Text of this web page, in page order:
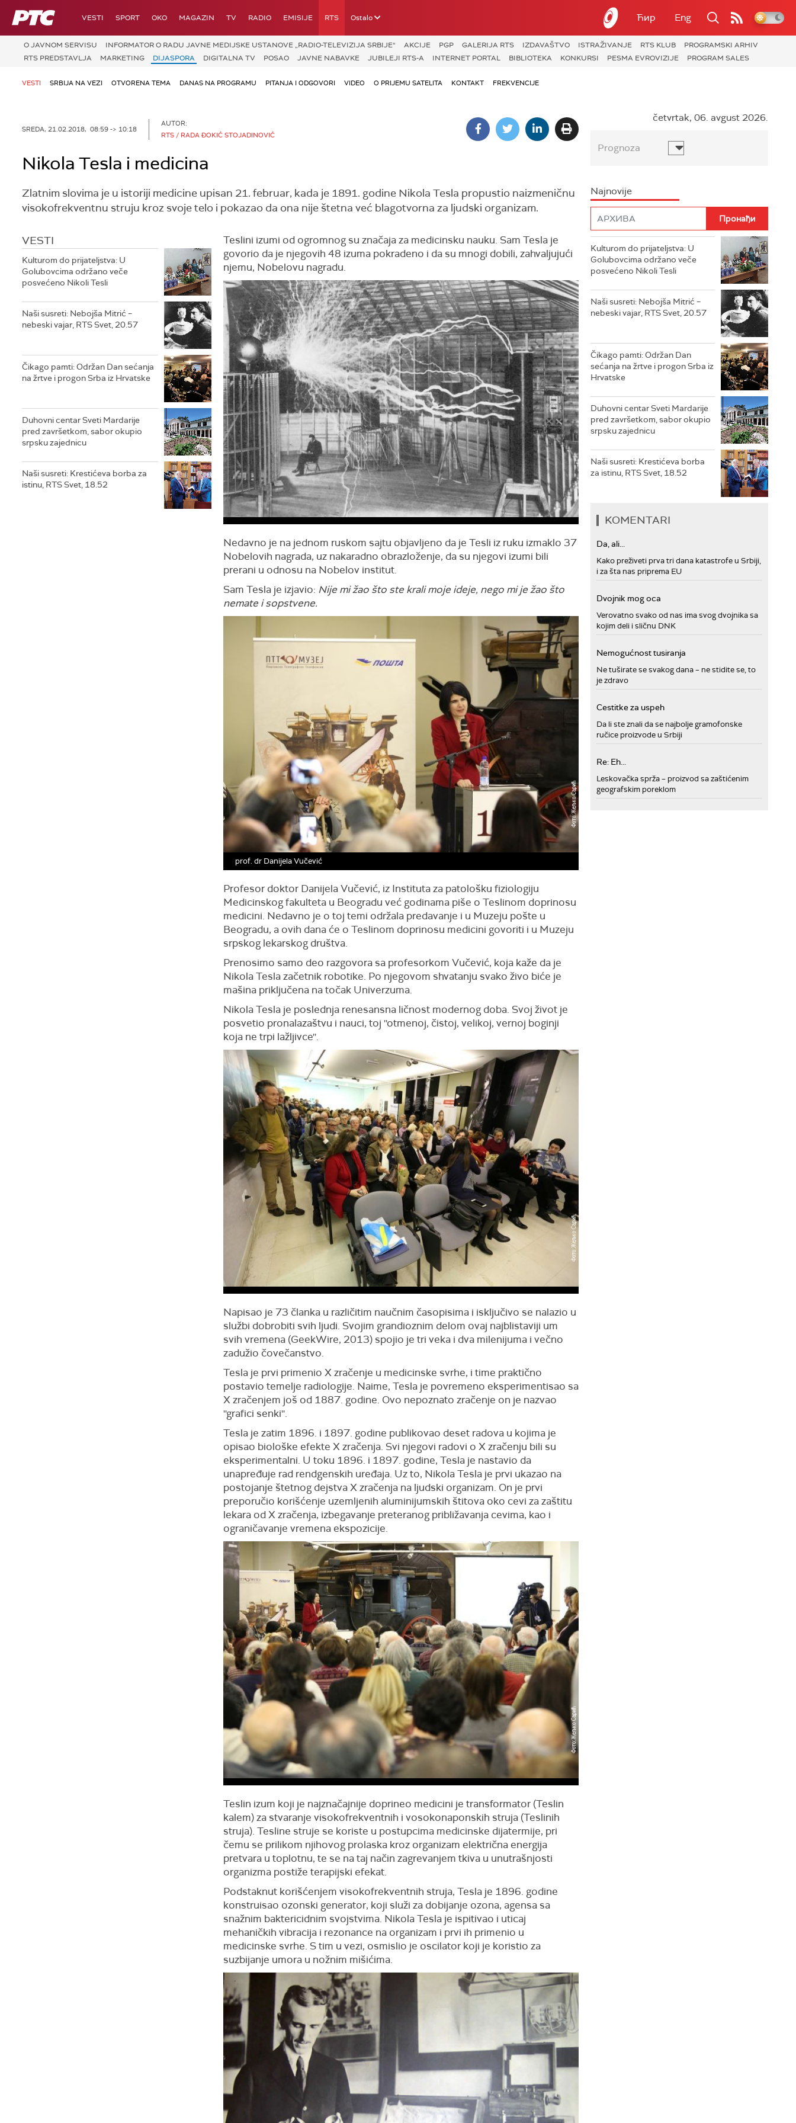
RTS VESTI SPORT OKO MAGAZIN TV RADIO EMISIJE RTS Ostalo Ћир Eng
O JAVNOM SERVISU INFORMATOR O RADU JAVNE MEDIJSKE USTANOVE „RADIO-TELEVIZIJA SRBIJE“ AKCIJE PGP GALERIJA RTS IZDAVAŠTVO ISTRAŽIVANJE RTS KLUB
PROGRAMSKI ARHIV
RTS PREDSTAVLJA
MARKETING DIJASPORA DIGITALNA TV POSAO JAVNE NABAVKE JUBILEJI RTS-A INTERNET PORTAL BIBLIOTEKA KONKURSI PESMA EVROVIZIJE PROGRAM SALES
VESTI SRBIJA NA VEZI OTVORENA TEMA DANAS NA PROGRAMU PITANJA I ODGOVORI VIDEO O PRIJEMU SATELITA KONTAKT FREKVENCIJE
SREDA, 21.02.2018, 08:59 -> 10:18
AUTOR:
RTS / RADA ĐOKIĆ STOJADINOVIĆ
Nikola Tesla i medicina
Zlatnim slovima je u istoriji medicine upisan 21. februar, kada je 1891. godine Nikola Tesla propustio naizmeničnu
visokofrekventnu struju kroz svoje telo i pokazao da ona nije štetna već blagotvorna za ljudski organizam.
VESTI
Kulturom do prijateljstva: U
Golubovcima održano veče
posvećeno Nikoli Tesli
Naši susreti: Nebojša Mitrić –
nebeski vajar, RTS Svet, 20.57
Čikago pamti: Održan Dan sećanja
na žrtve i progon Srba iz Hrvatske
Duhovni centar Sveti Mardarije
pred završetkom, sabor okupio
srpsku zajednicu
Naši susreti: Krestićeva borba za
istinu, RTS Svet, 18.52
Teslini izumi od ogromnog su značaja za medicinsku nauku. Sam Tesla je
govorio da je njegovih 48 izuma pokradeno i da su mnogi dobili, zahvaljujući
njemu, Nobelovu nagradu.
Nedavno je na jednom ruskom sajtu objavljeno da je Tesli iz ruku izmaklo 37
Nobelovih nagrada, uz nakaradno obrazloženje, da su njegovi izumi bili
prerani u odnosu na Nobelov institut.
Sam Tesla je izjavio: Nije mi žao što ste krali moje ideje, nego mi je žao što
nemate i sopstvene.
prof. dr Danijela Vučević
Profesor doktor Danijela Vučević, iz Instituta za patološku fiziologiju
Medicinskog fakulteta u Beogradu već godinama piše o Teslinom doprinosu
medicini. Nedavno je o toj temi održala predavanje i u Muzeju pošte u
Beogradu, a ovih dana će o Teslinom doprinosu medicini govoriti i u Muzeju
srpskog lekarskog društva.
Prenosimo samo deo razgovora sa profesorkom Vučević, koja kaže da je
Nikola Tesla začetnik robotike. Po njegovom shvatanju svako živo biće je
mašina priključena na točak Univerzuma.
Nikola Tesla je poslednja renesansna ličnost modernog doba. Svoj život je
posvetio pronalazaštvu i nauci, toj ''otmenoj, čistoj, velikoj, vernoj boginji
koja ne trpi lažljivce''.
Napisao je 73 članka u različitim naučnim časopisima i isključivo se nalazio u
službi dobrobiti svih ljudi. Svojim grandioznim delom ovaj najblistaviji um
svih vremena (GeekWire, 2013) spojio je tri veka i dva milenijuma i večno
zadužio čovečanstvo.
Tesla je prvi primenio X zračenje u medicinske svrhe, i time praktično
postavio temelje radiologije. Naime, Tesla je povremeno eksperimentisao sa
X zračenjem još od 1887. godine. Ovo nepoznato zračenje on je nazvao
''grafici senki''.
Tesla je zatim 1896. i 1897. godine publikovao deset radova u kojima je
opisao biološke efekte X zračenja. Svi njegovi radovi o X zračenju bili su
eksperimentalni. U toku 1896. i 1897. godine, Tesla je nastavio da
unapređuje rad rendgenskih uređaja. Uz to, Nikola Tesla je prvi ukazao na
postojanje štetnog dejstva X zračenja na ljudski organizam. On je prvi
preporučio korišćenje uzemljenih aluminijumskih štitova oko cevi za zaštitu
lekara od X zračenja, izbegavanje preteranog približavanja cevima, kao i
ograničavanje vremena ekspozicije.
Teslin izum koji je najznačajnije doprineo medicini je transformator (Teslin
kalem) za stvaranje visokofrekventnih i vosokonaponskih struja (Teslinih
struja). Tesline struje se koriste u postupcima medicinske dijatermije, pri
čemu se prilikom njihovog prolaska kroz organizam električna energija
pretvara u toplotnu, te se na taj način zagrevanjem tkiva u unutrašnjosti
organizma postiže terapijski efekat.
Podstaknut korišćenjem visokofrekventnih struja, Tesla je 1896. godine
konstruisao ozonski generator, koji služi za dobijanje ozona, agensa sa
snažnim baktericidnim svojstvima. Nikola Tesla je ispitivao i uticaj
mehaničkih vibracija i rezonance na organizam i prvi ih primenio u
medicinske svrhe. S tim u vezi, osmislio je oscilator koji je koristio za
suzbijanje umora u nožnim mišićima.
četvrtak, 06. avgust 2026.
Prognoza
Najnovije
Kulturom do prijateljstva: U
Golubovcima održano veče
posvećeno Nikoli Tesli
Naši susreti: Nebojša Mitrić –
nebeski vajar, RTS Svet, 20.57
Čikago pamti: Održan Dan
sećanja na žrtve i progon Srba iz
Hrvatske
Duhovni centar Sveti Mardarije
pred završetkom, sabor okupio
srpsku zajednicu
Naši susreti: Krestićeva borba
za istinu, RTS Svet, 18.52
KOMENTARI
Da, ali...
Kako preživeti prva tri dana katastrofe u Srbiji,
i za šta nas priprema EU
Dvojnik mog oca
Verovatno svako od nas ima svog dvojnika sa
kojim deli i sličnu DNK
Nemogućnost tusiranja
Ne tuširate se svakog dana – ne stidite se, to
je zdravo
Cestitke za uspeh
Da li ste znali da se najbolje gramofonske
ručice proizvode u Srbiji
Re: Eh...
Leskovačka sprža – proizvod sa zaštićenim
geografskim poreklom